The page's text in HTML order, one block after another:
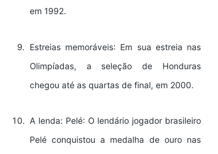
em 1992.
Estreias memoráveis: Em sua estreia nas
Olimpíadas, a seleção de Honduras
chegou até as quartas de final, em 2000.
A lenda: Pelé: O lendário jogador brasileiro
Pelé conquistou a medalha de ouro nas